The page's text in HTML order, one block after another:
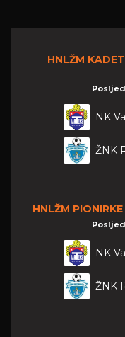
HNLŽM
NK
ŽNK
HNLŽM
NK
ŽNK